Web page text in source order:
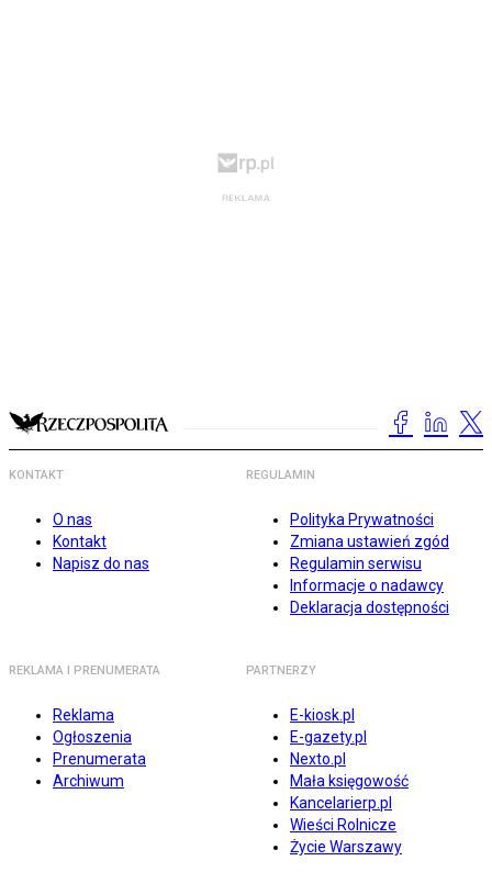
KONTAKT
O nas
Kontakt
Napisz do nas
REGULAMIN
Polityka Prywatności
Zmiana ustawień zgód
Regulamin serwisu
Informacje o nadawcy
Deklaracja dostępności
REKLAMA I PRENUMERATA
Reklama
Ogłoszenia
Prenumerata
Archiwum
PARTNERZY
E-kiosk.pl
E-gazety.pl
Nexto.pl
Mała księgowość
Kancelarierp.pl
Wieści Rolnicze
Życie Warszawy